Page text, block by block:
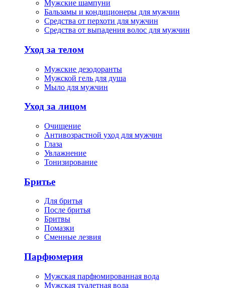
Мужские шампуни
Бальзамы и кондиционеры для мужчин
Средства от перхоти для мужчин
Средства от выпадения волос для мужчин
Уход за телом
Мужские дезодоранты
Мужской гель для душа
Мыло для мужчин
Уход за лицом
Очищение
Антивозрастной уход для мужчин
Глаза
Увлажнение
Тонизирование
Бритье
Для бритья
После бритья
Бритвы
Помазки
Сменные лезвия
Парфюмерия
Мужская парфюмированная вода
Мужская туалетная вода